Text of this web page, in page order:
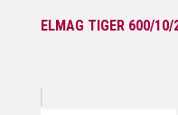
ELMAG TIGER 600/10/